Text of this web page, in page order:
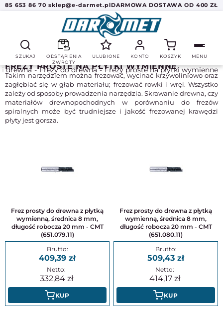
85 653 86 70 sklep@e-darmet.plDARMOWA DOSTAWA OD 400 ZŁ
SZUKAJ
ODSTĄPIENIA
ZWROTY
ULUBIONE KONTO KOSZYK MENU
drewna Frezy do drewna Frezy proste na płytki wymienne
FREZY PROSTE NA PŁYTKI WYMIENNE
Takim narzędziem można frezować, wycinać krzywoliniowo oraz
zagłębiać się w głąb materiału; frezować rowki i wręi. Wszystko
zależy od sposoby prowadzenia narzędzia. Skrawanie drewna, czy
materiałów drewnopochodnych w porównaniu do frezów
spiralnych może być trudniejsze i jakość frezowanej krawędzi
płyty jest gorsza.
Frez prosty do drewna z płytką
wymienną, średnica 8 mm,
długość robocza 20 mm - CMT
(651.079.11)
409,39
332,84
KUP
Frez prosty do drewna z płytką
wymienną, średnica 8 mm,
długość robocza 20 mm - CMT
(651.080.11)
509,43
414,17
KUP